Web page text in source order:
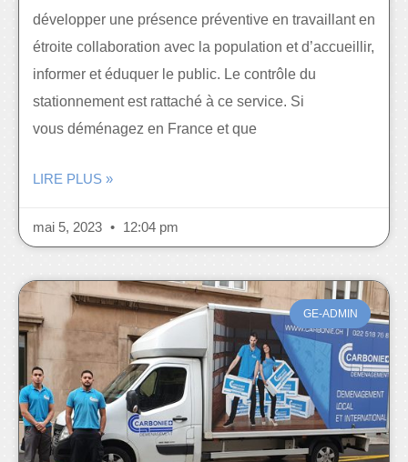
développer une présence préventive en travaillant en
étroite collaboration avec la population et d’accueillir,
informer et éduquer le public. Le contrôle du
stationnement est rattaché à ce service. Si
vous déménagez en France et que
LIRE PLUS »
mai 5, 2023 12:04 pm
GE-ADMIN